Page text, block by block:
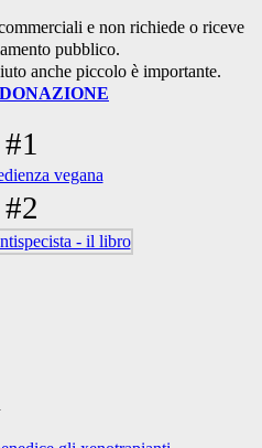
e non richiede o riceve
pubblico.
anche piccolo è importante.